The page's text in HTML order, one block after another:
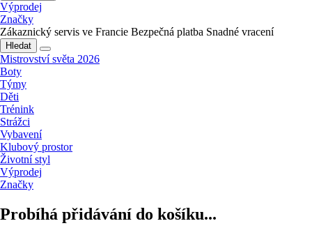
Výprodej
Značky
Zákaznický servis ve Francie Bezpečná platba Snadné vracení
Hledat
Mistrovství světa 2026
Boty
Týmy
Děti
Trénink
Strážci
Vybavení
Klubový prostor
Životní styl
Výprodej
Značky
Probíhá přidávání do košíku...